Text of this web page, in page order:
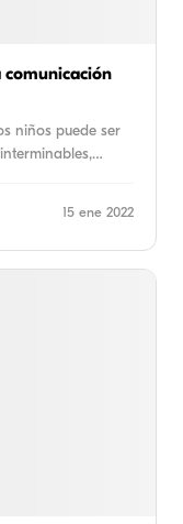
niños puede ser
15 ene 2022